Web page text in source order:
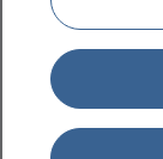
Behandling av
Hantering av
Inställningar för